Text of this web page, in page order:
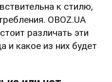
к стилю,
OBOZ.UA
различать эти
и какое из них будет